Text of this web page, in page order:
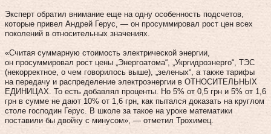
Эксперт обратил внимание еще на одну особенность подсчетов,
которые привел Андрей Герус, — он просуммировал рост цен всех
поколений в относительных значениях.
«Считая суммарную стоимость электрической энергии,
он просуммировал рост цены „Энергоатома“, „Укргидроэнерго“, ТЭС
(некорректное, о чем говорилось выше), „зеленых“, а также тарифы
на передачу и распределение электроэнергии в ОТНОСИТЕЛЬНЫХ
ЕДИНИЦАХ. То есть добавлял проценты. Но 5% от 0,5 грн и 5% от 1,6
грн в сумме не дают 10% от 1,6 грн, как пытался доказать на круглом
столе господин Герус. В школе за такое на уроке математики
поставили бы двойку с минусом», — отметил Трохимец.